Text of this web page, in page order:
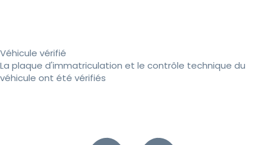
Véhicule vérifié
La plaque d'immatriculation et le contrôle technique du
véhicule ont été vérifiés